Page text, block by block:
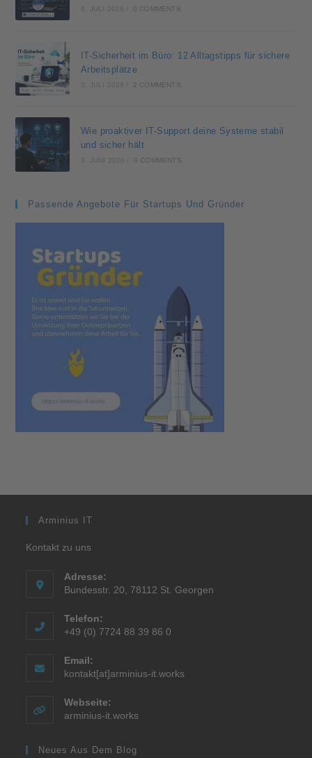
6. JULI 2026 0 COMMENTS
IT-Sicherheit im Büro: 12 Alltagstipps für sichere
Arbeitsplätze
3. JULI 2026 2 COMMENTS
Wie proaktiver IT-Support deine Systeme stabil
und sicher hält
3. JUNI 2026 0 COMMENTS
Passende Angebote Für Startups Und Gründer
Arminius IT
Kontakt zu uns
Adresse:
Bundesstr. 20, 78112 St. Georgen
Telefon:
+49 (0) 7724 88 39 86 0
Email:
kontakt[at]arminius-it.works
Webseite:
arminius-it.works
Neues Aus Dem Blog